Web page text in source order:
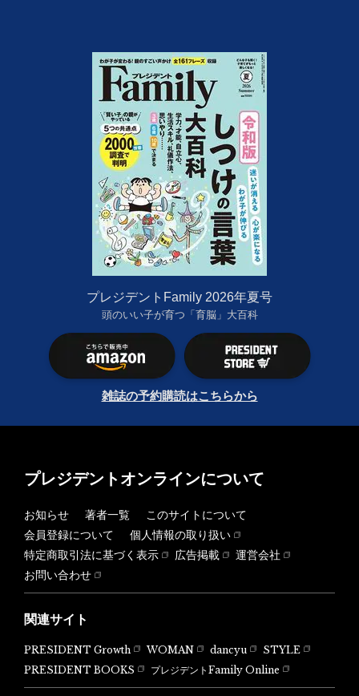
プレジデントFamily 2026年夏号
頭のいい子が育つ「育脳」大百科
雑誌の予約購読はこちらから
プレジデントオンラインについて
お知らせ 著者一覧
このサイトについて
会員登録について
個人情報の取り扱い
特定商取引法に基づく表示
広告掲載
運営会社
お問い合わせ
関連サイト
PRESIDENT Growth WOMAN dancyu
STYLE
PRESIDENT BOOKS
プレジデントFamily Online